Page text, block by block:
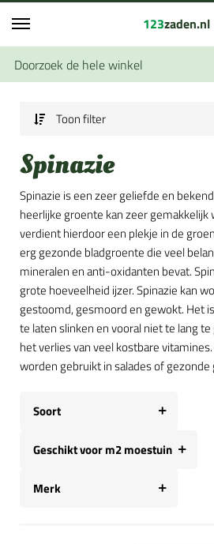
123zaden.nl
Toon filter
Spinazie
Spinazie is een zeer geliefde en
heerlijke groente kan zeer
verdient hierdoor een plekje in de
erg gezonde bladgroente die veel
mineralen en anti-oxidanten bevat.
grote hoeveelheid ijzer. Spinazie kan
gestoomd, gesmoord en gewokt. Het
te laten slinken en vooral niet te lang
het verlies van veel kostbare
worden gebruikt in salades of
Soort
Geschikt voor m2 moestuin
Merk